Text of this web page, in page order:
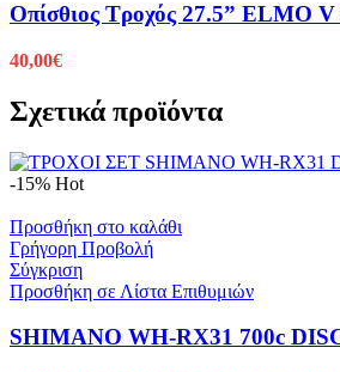
Οπίσθιος Τροχός 27.5”
40,00€
Σχετικά προϊόντα
-15% Hot
Προσθήκη στο καλάθι
Γρήγορη Προβολή
Σύγκριση
Προσθήκη σε Λίστα Επιθυμιών
SHIMANO WH-RX31 700c